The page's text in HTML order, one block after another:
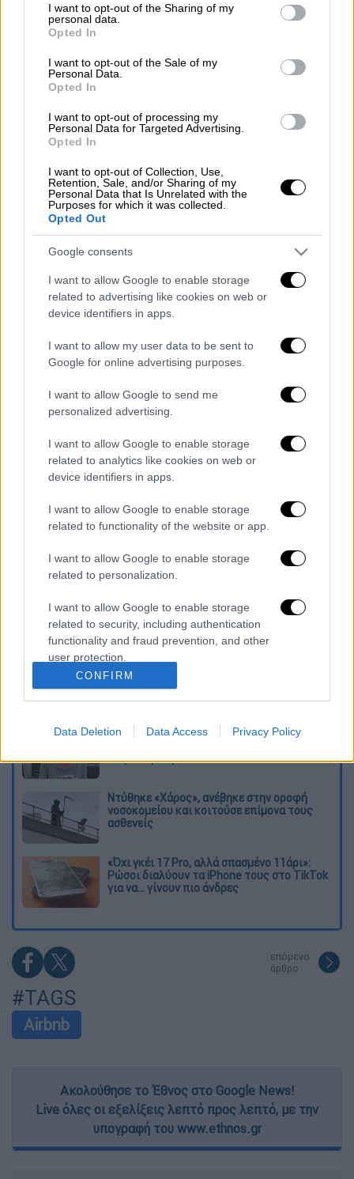
not limited to your visit or usage behaviour. You may click to
grant or deny consent to Google and its third-party tags to
use your data for below specified purposes in below Google
consent section.
I want to opt-out of the Sharing of my
personal data.
Opted In
I want to opt-out of the Sale of my
Personal Data.
Opted In
I want to opt-out of processing my
Personal Data for Targeted Advertising.
Opted In
I want to opt-out of Collection, Use,
Retention, Sale, and/or Sharing of my
Personal Data that Is Unrelated with the
Purposes for which it was collected.
Opted Out
Google consents
I want to allow Google to enable storage
related to advertising like cookies on web or
device identifiers in apps.
I want to allow my user data to be sent to
Google for online advertising purposes.
I want to allow Google to send me
personalized advertising.
I want to allow Google to enable storage
related to analytics like cookies on web or
device identifiers in apps.
I want to allow Google to enable storage
related to functionality of the website or app.
I want to allow Google to enable storage
related to personalization.
I want to allow Google to enable storage
related to security, including authentication
functionality and fraud prevention, and other
user protection.
CONFIRM
Data Deletion Data Access Privacy Policy
γνωμοδότηση από το Ευρωπαϊκό
Δικαστήριο
εξέφρασε η Ένωση Επιχειρήσεων
Τουριστικών Υπηρεσιών της Γαλλίας και η
Airbnbβρίσκονται στην Ιρλανδία, δημιουργεί
συνθήκες αθέμιτου ανταγωνισμού στα
γαλλικά τουριστικά θέρετρα, καθώς και στο
Παρίσι, λειτουργώντας ως ένα είδος real
estate υπηρεσιών για τις οποίες μάλιστα δεν
υπάρχει καμία νομοθεσία και κανένα
κανονιστικό πλαίσιο.
Παρά το γεγονός ότι η άποψη του ειδικού
δεν είναι δεσμευτική, σύμφωνα με το
ρεπορτάζ του Guardian, το Ευρωπαϊκό
Δικαστήριο ακολουθεί τις υποδείξεις
του συμβούλου σε ποσοστό 80%. Η απόφαση
αναμένεται να εκδοθεί τους ερχόμενους
μήνες και θα είναι δεσμευτική σχετικά με το
νομικό πλαίσιο λειτουργίας της πλατφόρμας
που πρέπει να ακολουθήσουν τα κράτη-μέλη.
Σε ανακοίνωσή του το
ικανοποίησή του για το γεγονός ότι η
εισήγηση του ειδικού συμβούλου παρέχει
νόμοι και οι κανόνες που πρέπει να
επιβληθούν σε πλατφόρμες συνεργατικής
οικονομίας όπως είναι το Airbnb.
Διαβάστε ακόμη
Η «μαύρη» καταγραφή των πυρκαγιών: 118
κτίρια κρίθηκαν «κόκκινα» -
Ολοκληρώθηκαν 325 αυτοψίες στις
πληγείσες περιοχές
Η πρώτη δήλωση της οικογένειας της
στην Κυψέλη
Ντύθηκε «Χάρος», ανέβηκε στην οροφή
νοσοκομείου και κοιτούσε επίμονα τους
ασθενείς
«Όχι γκέι 17 Pro, αλλά σπασμένο 11άρι»:
Ρώσοι διαλύουν τα iPhone τους στο TikTok
για να... γίνουν πιο άνδρες
επόμενο
άρθρο
#TAGS
Airbnb
Ακολούθησε το Έθνος στο Google News!
Live όλες οι εξελίξεις λεπτό προς λεπτό, με την
υπογραφή του www.ethnos.gr